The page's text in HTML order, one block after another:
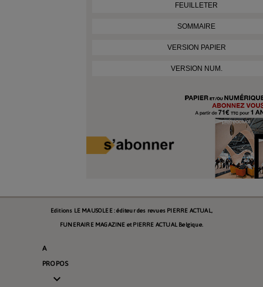
FEUILLETER
SOMMAIRE
VERSION PAPIER
VERSION NUM.
Editions LE MAUSOLEE : éditeur des revues PIERRE ACTUAL,
FUNERAIRE MAGAZINE et PIERRE ACTUAL Belgique.
A
PROPOS
